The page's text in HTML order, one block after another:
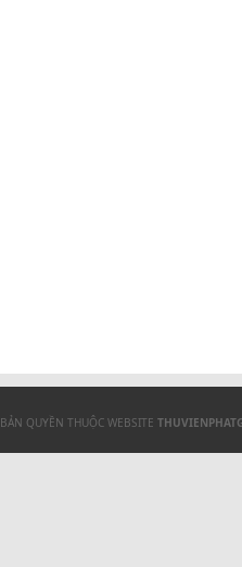
BẢN QUYỀN THUỘC WEBSITE